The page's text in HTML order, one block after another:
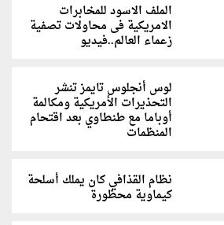
الملف الاسود للمخابرات
الامريكية فى محاولات تصفية
زعماء العالم..فيديو
لوس أنجلوس تايمز تنشر
التحذيرات الأمريكية ومكالمة
أوباما مع طنطاوي بعد اقتحام
المنظمات
نظام القذافي كان يملك أسلحة
كيماوية محظورة